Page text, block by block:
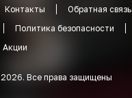
Контакты Обратная связь
Политика безопасности
Акции
2026. Все права защищены